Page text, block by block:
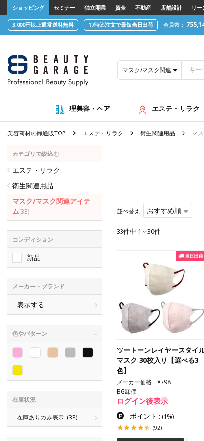
text.skipToContent
text.skipToNavigation
ショッピング セミナー 独立開業 資金 不動産 店舗設計 リー
3,000円以上通常送料無料 17時迄注文で最短当日出荷 会員数：
マスク/マスク関連アイテム
理美容・ヘア エステ・リラク
美容商材の卸通販TOP エステ・リラク 衛生関連用品 マ
カテゴリで絞込む
エステ・リラク
衛生関連用品
マスク/マスク関連アイテ
ム(33)
コンディション
新品
メーカー・ブランド
表示する
色やパターン
在庫状況
在庫ありのみ表示 (33)
並べ替え: おすすめ順
33件中 1～30件
ツートーンレイヤースタイ
マスク 30枚入り【選べる3
色】
メーカー価格
¥798
BG卸価
ログイン後表示
ポイント : (1%)
(92)